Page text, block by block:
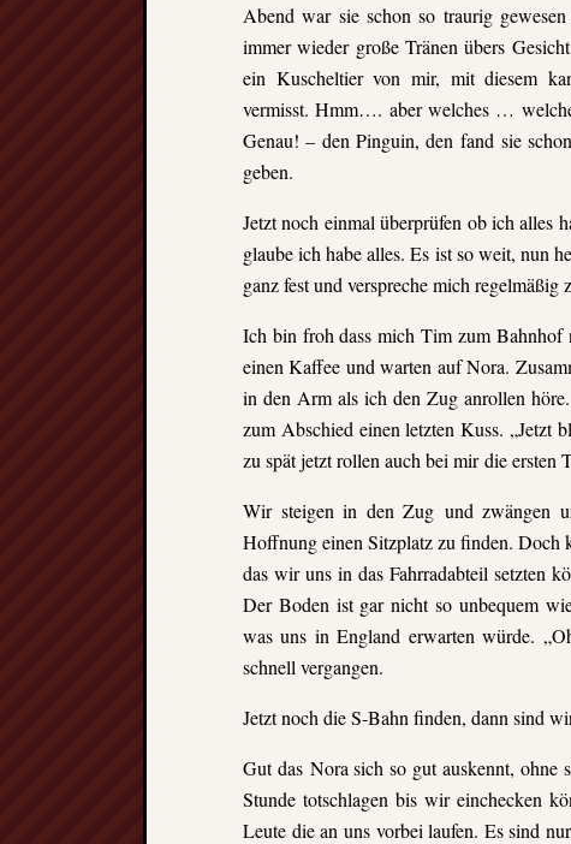
Abend war sie schon so traurig
immer wieder große Tränen übers
ein Kuscheltier von mir, mit diesem
vermisst. Hmm…. aber welches …
Genau! – den Pinguin, den fand sie
geben.
Jetzt noch einmal überprüfen ob ich
glaube ich habe alles. Es ist so weit, nun
ganz fest und verspreche mich regelmäßig
Ich bin froh dass mich Tim zum
einen Kaffee und warten auf Nora.
in den Arm als ich den Zug anrollen
zum Abschied einen letzten Kuss. „Jetzt
zu spät jetztrollen auch bei mir die ersten
Wir steigen in den Zug und zwängen
Hoffnung einen Sitzplatz zu finden. Doch
das wir uns in das Fahrradabteil setzten
Der Boden ist gar nicht so unbequem
was uns in England erwarten würde.
schnell vergangen.
Jetzt noch die S-Bahn finden, dann sind
Gut das Nora sich so gut auskennt, ohne
Stunde totschlagen bis wir einchecken
Leute die an uns vorbei laufen. Es sind